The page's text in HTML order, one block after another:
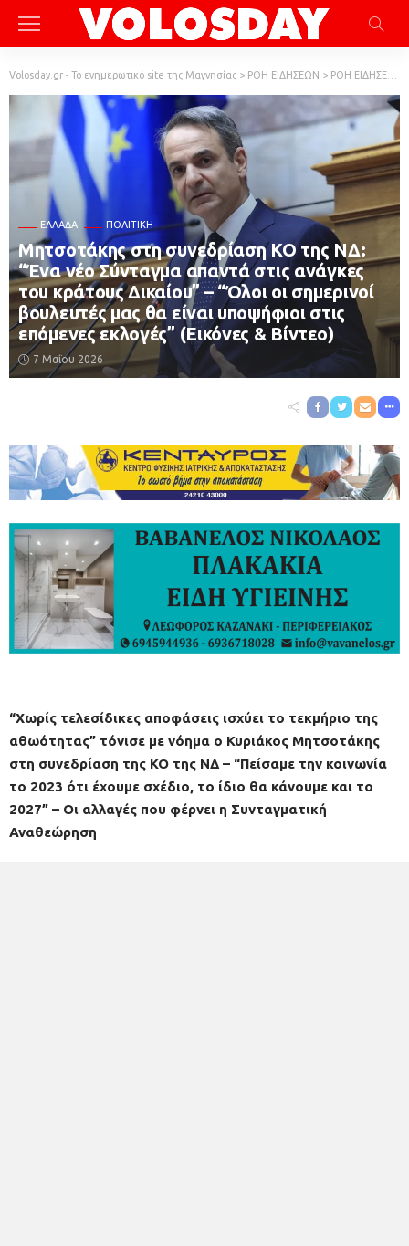
Volosday.gr - Το ενημερωτικό site της Μαγνησίας > ΡΟΗ ΕΙΔΗΣΕΩΝ > ΡΟΗ ΕΙΔΗΣΕΩΝ
ΕΛΛΆΔΑ ΠΟΛΙΤΙΚΗ
Μητσοτάκης στη συνεδρίαση ΚΟ της ΝΔ:
“Ένα νέο Σύνταγμα απαντά στις ανάγκες
του κράτους Δικαίου” – “Όλοι οι σημερινοί
βουλευτές μας θα είναι υποψήφιοι στις
επόμενες εκλογές” (Εικόνες & Βίντεο)
7 Μαΐου 2026
“Χωρίς τελεσίδικες αποφάσεις ισχύει το τεκμήριο της
αθωότητας” τόνισε με νόημα ο Κυριάκος Μητσοτάκης
στη συνεδρίαση της ΚΟ της ΝΔ – “Πείσαμε την κοινωνία
το 2023 ότι έχουμε σχέδιο, το ίδιο θα κάνουμε και το
2027” – Οι αλλαγές που φέρνει η Συνταγματική
Αναθεώρηση